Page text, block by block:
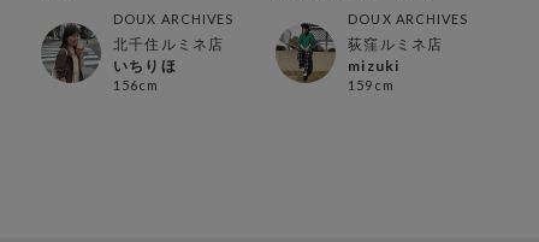
DOUX ARCHIVES
北千住ルミネ店
いちりほ
156cm
DOUX ARCHIVES
荻窪ルミネ店
mizuki
159cm